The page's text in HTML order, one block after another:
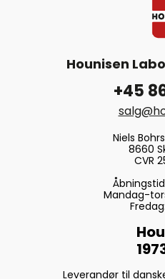
Hounisen
+45
Niels
8660
CVR
Mandag-
Leverandør til